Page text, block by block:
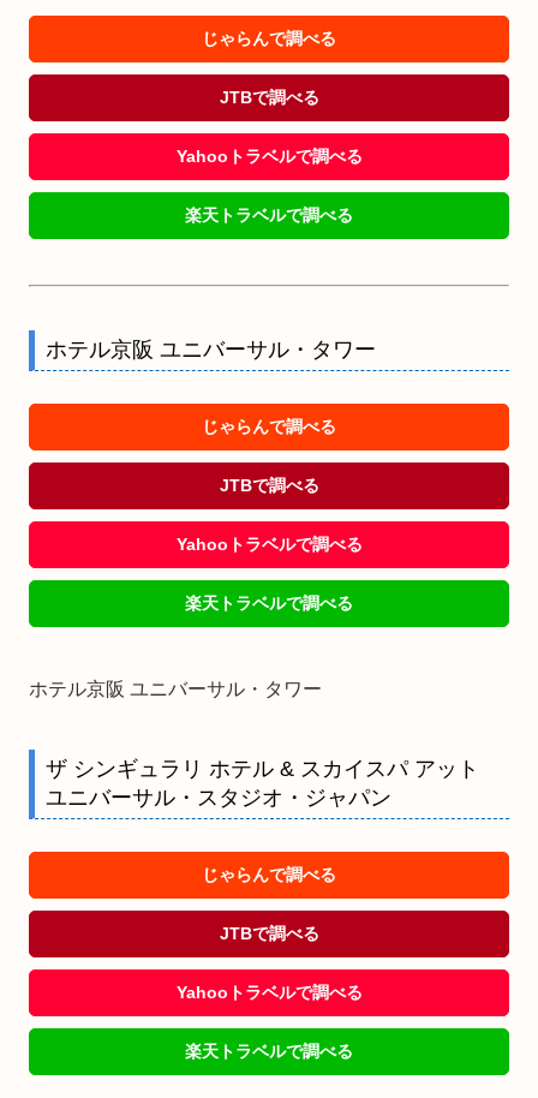
じゃらんで調べる
JTBで調べる
Yahooトラベルで調べる
楽天トラベルで調べる
ホテル京阪 ユニバーサル・タワー
じゃらんで調べる
JTBで調べる
Yahooトラベルで調べる
楽天トラベルで調べる
ホテル京阪 ユニバーサル・タワー
ザ シンギュラリ ホテル & スカイスパ アット
ユニバーサル・スタジオ・ジャパン
じゃらんで調べる
JTBで調べる
Yahooトラベルで調べる
楽天トラベルで調べる